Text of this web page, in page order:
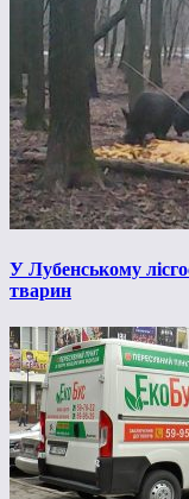
У Лубенському
тварин